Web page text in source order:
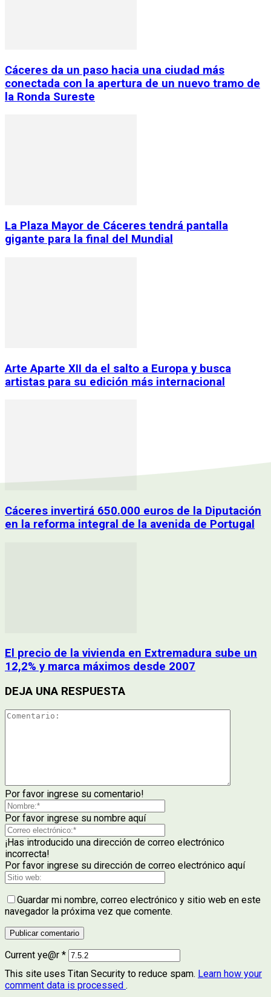
Cáceres da un paso hacia una ciudad más
conectada con la apertura de un nuevo tramo de
la Ronda Sureste
La Plaza Mayor de Cáceres tendrá pantalla
gigante para la final del Mundial
Arte Aparte XII da el salto a Europa y busca
artistas para su edición más internacional
Cáceres invertirá 650.000 euros de la Diputación
en la reforma integral de la avenida de Portugal
El precio de la vivienda en Extremadura sube un
12,2% y marca máximos desde 2007
DEJA UNA RESPUESTA
Por favor ingrese su comentario!
Por favor ingrese su nombre aquí
¡Has introducido una dirección de correo electrónico
incorrecta!
Por favor ingrese su dirección de correo electrónico aquí
Guardar mi nombre, correo electrónico y sitio web en este
navegador la próxima vez que comente.
Current ye@r *
This site uses Titan Security to reduce spam. Learn how your
comment data is processed .